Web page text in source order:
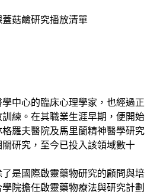
菇鹼研究播放清單
中心的臨床心理學家，也經過正
練。在其職業生涯早期，便開始
羅夫醫院及馬里蘭精神醫學研究
研究，至今已投入該領域數十
是國際啟靈藥物研究的顧問與培
院擔任啟靈藥物療法與研究計劃